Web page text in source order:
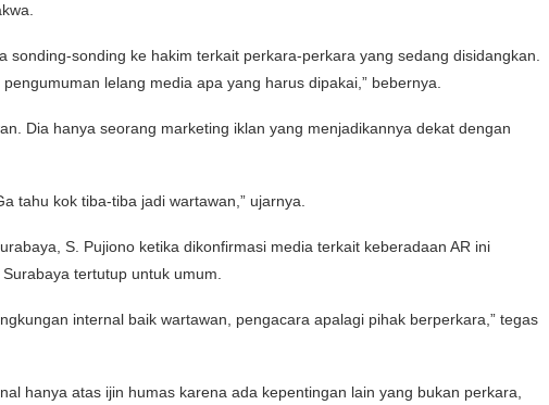
sonding-sonding ke hakim terkait perkara-perkara yang sedang disidangkan.
lelang media apa yang harus dipakai,” bebernya.
Dia hanya seorang marketing iklan yang menjadikannya dekat dengan
tahu kok tiba-tiba jadi wartawan,” ujarnya.
S. Pujiono ketika dikonfirmasi media terkait keberadaan AR ini
tertutup untuk umum.
internal baik wartawan, pengacara apalagi pihak berperkara,” tegas
hanya atas ijin humas karena ada kepentingan lain yang bukan perkara,